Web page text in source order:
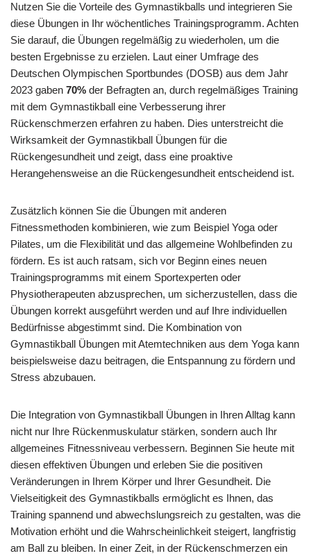
Nutzen Sie die Vorteile des Gymnastikballs und integrieren Sie
diese Übungen in Ihr wöchentliches Trainingsprogramm. Achten
Sie darauf, die Übungen regelmäßig zu wiederholen, um die
besten Ergebnisse zu erzielen. Laut einer Umfrage des
Deutschen Olympischen Sportbundes (DOSB) aus dem Jahr
2023 gaben 70% der Befragten an, durch regelmäßiges Training
mit dem Gymnastikball eine Verbesserung ihrer
Rückenschmerzen erfahren zu haben. Dies unterstreicht die
Wirksamkeit der Gymnastikball Übungen für die
Rückengesundheit und zeigt, dass eine proaktive
Herangehensweise an die Rückengesundheit entscheidend ist.
Zusätzlich können Sie die Übungen mit anderen
Fitnessmethoden kombinieren, wie zum Beispiel Yoga oder
Pilates, um die Flexibilität und das allgemeine Wohlbefinden zu
fördern. Es ist auch ratsam, sich vor Beginn eines neuen
Trainingsprogramms mit einem Sportexperten oder
Physiotherapeuten abzusprechen, um sicherzustellen, dass die
Übungen korrekt ausgeführt werden und auf Ihre individuellen
Bedürfnisse abgestimmt sind. Die Kombination von
Gymnastikball Übungen mit Atemtechniken aus dem Yoga kann
beispielsweise dazu beitragen, die Entspannung zu fördern und
Stress abzubauen.
Die Integration von Gymnastikball Übungen in Ihren Alltag kann
nicht nur Ihre Rückenmuskulatur stärken, sondern auch Ihr
allgemeines Fitnessniveau verbessern. Beginnen Sie heute mit
diesen effektiven Übungen und erleben Sie die positiven
Veränderungen in Ihrem Körper und Ihrer Gesundheit. Die
Vielseitigkeit des Gymnastikballs ermöglicht es Ihnen, das
Training spannend und abwechslungsreich zu gestalten, was die
Motivation erhöht und die Wahrscheinlichkeit steigert, langfristig
am Ball zu bleiben. In einer Zeit, in der Rückenschmerzen ein